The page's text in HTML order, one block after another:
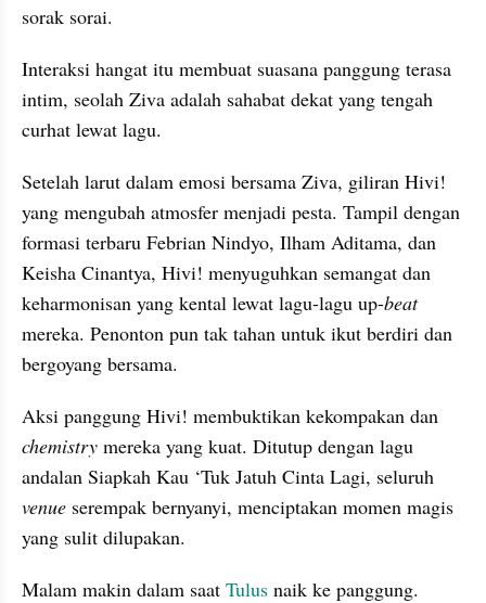
sorak sorai.
Interaksi hangat itu membuat suasana panggung terasa
intim, seolah Ziva adalah sahabat dekat yang tengah
curhat lewat lagu.
Setelah larut dalam emosi bersama Ziva, giliran Hivi!
yang mengubah atmosfer menjadi pesta. Tampil dengan
formasi terbaru Febrian Nindyo, Ilham Aditama, dan
Keisha Cinantya, Hivi! menyuguhkan semangat dan
keharmonisan yang kental lewat lagu-lagu up-beat
mereka. Penonton pun tak tahan untuk ikut berdiri dan
bergoyang bersama.
chemistry mereka yang kuat. Ditutup dengan lagu
venue serempak bernyanyi, menciptakan momen magis
yang sulit dilupakan.
Malam makin dalam saat Tulus naik ke panggung.